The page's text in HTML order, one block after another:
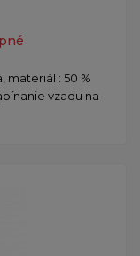
materiál : 50 %
vzadu na